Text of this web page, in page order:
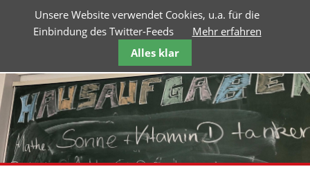
Unsere Website verwendet Cookies, u.a. für die
Einbindung des Twitter-Feeds
Mehr erfahren
Alles klar